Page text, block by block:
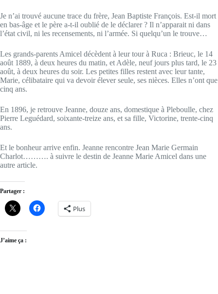
Je n’ai trouvé aucune trace du frère, Jean Baptiste François. Est-il mort
en bas-âge et le père a-t-il oublié de le déclarer ? Il n’apparait ni dans
l’état civil, ni les recensements, ni l’armée. Si quelqu’un le trouve…
Les grands-parents Amicel décèdent à leur tour à Ruca : Brieuc, le 14
août 1889, à deux heures du matin, et Adèle, neuf jours plus tard, le 23
août, à deux heures du soir. Les petites filles restent avec leur tante,
Marie, célibataire qui va devoir élever seule, ses nièces. Elles n’ont que
cinq ans.
En 1896, je retrouve Jeanne, douze ans, domestique à Pleboulle, chez
Pierre Leguédard, soixante-treize ans, et sa fille, Victorine, trente-cinq
ans.
Et le bonheur arrive enfin. Jeanne rencontre Jean Marie Germain
Charlot………. à suivre le destin de Jeanne Marie Amicel dans une
autre article.
Partager :
Plus
J’aime ça :